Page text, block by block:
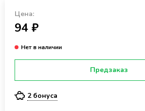
Цена:
94 ₽
Предзаказ
2 бонуса